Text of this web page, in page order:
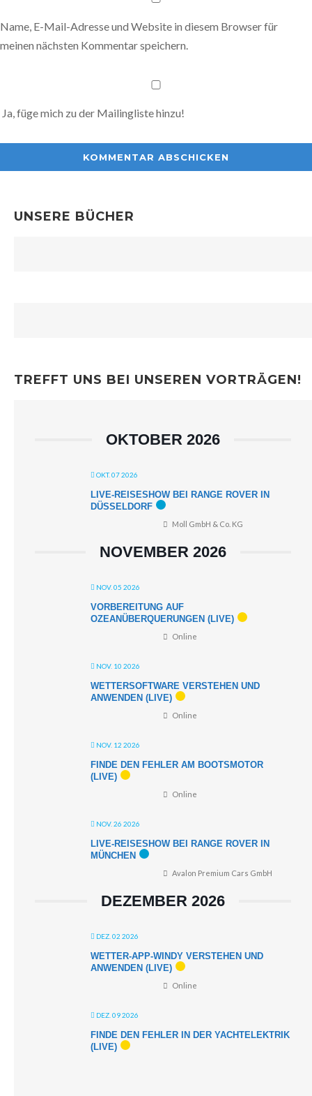
Name, E-Mail-Adresse und Website in diesem Browser für
meinen nächsten Kommentar speichern.
Ja, füge mich zu der Mailingliste hinzu!
UNSERE BÜCHER
TREFFT UNS BEI UNSEREN VORTRÄGEN!
OKTOBER 2026
OKT. 07 2026
LIVE-REISESHOW BEI RANGE ROVER IN
DÜSSELDORF
Moll GmbH & Co. KG
NOVEMBER 2026
NOV. 05 2026
VORBEREITUNG AUF
OZEANÜBERQUERUNGEN (LIVE)
Online
NOV. 10 2026
WETTERSOFTWARE VERSTEHEN UND
ANWENDEN (LIVE)
Online
NOV. 12 2026
FINDE DEN FEHLER AM BOOTSMOTOR
(LIVE)
Online
NOV. 26 2026
LIVE-REISESHOW BEI RANGE ROVER IN
MÜNCHEN
Avalon Premium Cars GmbH
DEZEMBER 2026
DEZ. 02 2026
WETTER-APP-WINDY VERSTEHEN UND
ANWENDEN (LIVE)
Online
DEZ. 09 2026
FINDE DEN FEHLER IN DER YACHTELEKTRIK
(LIVE)